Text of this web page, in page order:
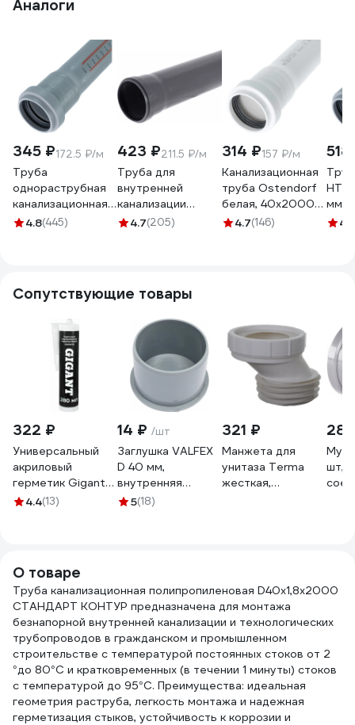
Аналоги
345 ₽172.5 ₽/м
Труба
однораструбная
канализационная
HTEM 40х2000
4.8(445)
423 ₽211.5 ₽/м
Труба для
внутренней
канализации
Политэк из ПП
4.7(205)
314 ₽157 ₽/м
Канализационная
труба Ostendorf
белая, 40x2000
мм 559100
4.7(146)
518
мм
4.8
Сопутствующие товары
322 ₽
Универсальный
акриловый
герметик Gigant
белый, 280 мл
4.4(13)
14 ₽ /шт
Заглушка VALFEX
D 40 мм,
внутренняя
канализация
5(18)
321 ₽
Манжета для
унитаза Terma
жесткая,
шт,
О товаре
Труба канализационная полипропиленовая D40х1,8х2000
СТАНДАРТ КОНТУР предназначена для монтажа
безнапорной внутренней канализации и технологических
трубопроводов в гражданском и промышленном
строительстве с температурой постоянных стоков от 2
°до 80°С и кратковременных (в течении 1 минуты) стоков
с температурой до 95°С. Преимущества: идеальная
геометрия раструба, легкость монтажа и надежная
герметизация стыков, устойчивость к коррозии и